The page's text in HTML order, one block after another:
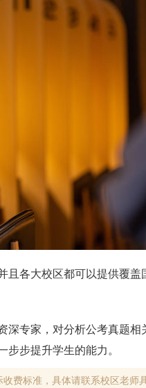
各大校区都可以提供覆
专家，对分析公考真题
步提升学生的能力。
费标准，具体请联系校区老师